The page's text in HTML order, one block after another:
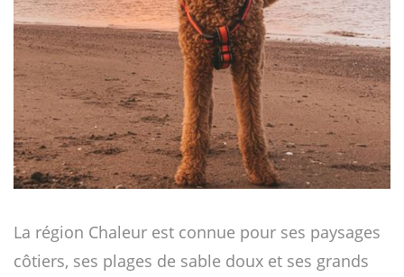
La région Chaleur est connue pour ses paysages
côtiers, ses plages de sable doux et ses grands